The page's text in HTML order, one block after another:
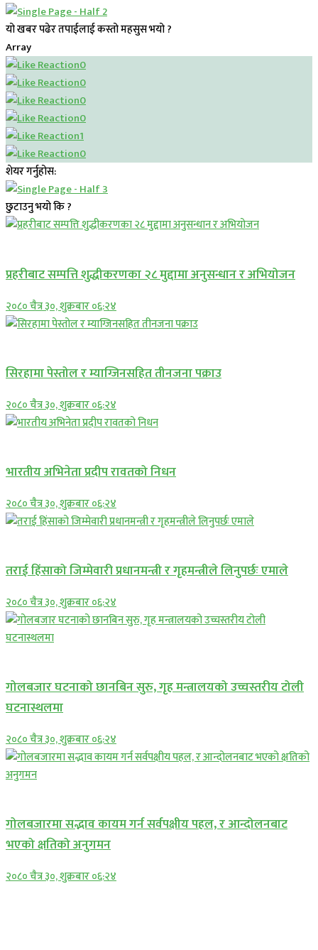
यो खबर पढेर तपाईलाई कस्तो महसुस भयो ?
Array
0
0
0
0
1
0
शेयर गर्नुहोस:
छुटाउनु भयो कि ?
प्रहरीबाट सम्पत्ति शुद्धीकरणका २८ मुद्दामा अनुसन्धान र अभियोजन
२०८० चैत्र ३०, शुक्रबार ०६:२४
सिरहामा पेस्तोल र म्याग्जिनसहित तीनजना पक्राउ
२०८० चैत्र ३०, शुक्रबार ०६:२४
भारतीय अभिनेता प्रदीप रावतको निधन
२०८० चैत्र ३०, शुक्रबार ०६:२४
तराई हिंसाको जिम्मेवारी प्रधानमन्त्री र गृहमन्त्रीले लिनुपर्छः एमाले
२०८० चैत्र ३०, शुक्रबार ०६:२४
गोलबजार घटनाको छानबिन सुरु, गृह मन्त्रालयको उच्चस्तरीय टोली
घटनास्थलमा
२०८० चैत्र ३०, शुक्रबार ०६:२४
गोलबजारमा सद्भाव कायम गर्न सर्वपक्षीय पहल, र आन्दोलनबाट
भएको क्षतिको अनुगमन
२०८० चैत्र ३०, शुक्रबार ०६:२४